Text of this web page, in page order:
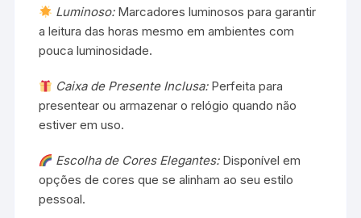
Luminoso:Marcadores luminosos para garantir
a leitura das horas mesmo em ambientes com
pouca luminosidade.
Caixa de Presente Inclusa:Perfeita para
presentear ou armazenar o relógio quando não
estiver em uso.
Escolha de Cores Elegantes:Disponível em
opções de cores que se alinham ao seu estilo
pessoal.